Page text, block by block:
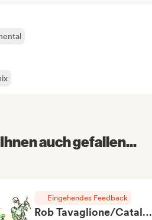
auch gefallen...
Eingehendes Feedback
Rob Tavaglione/Catalyst Recording